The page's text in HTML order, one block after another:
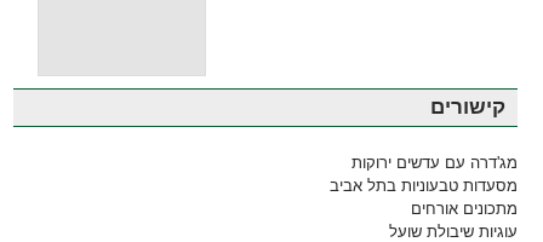
קישורים
מג'דרה עם עדשים ירוקות
מסעדות טבעוניות בתל אביב
מתכונים אורחים
עוגיות שיבולת שועל